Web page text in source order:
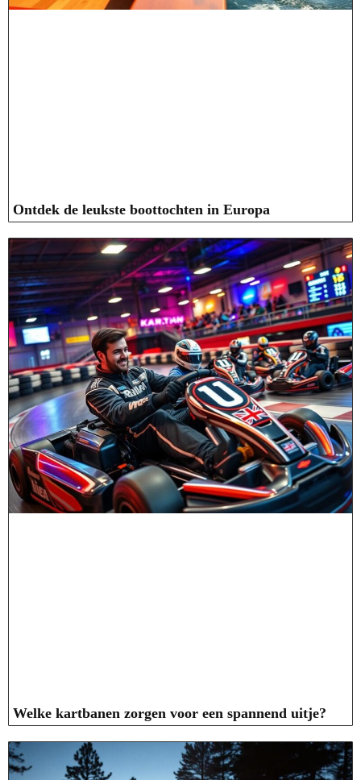
Ontdek de leukste boottochten in Europa
Welke kartbanen zorgen voor een spannend uitje?